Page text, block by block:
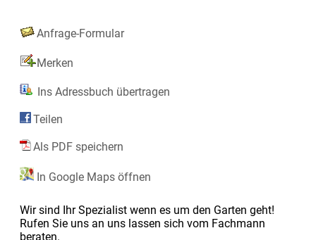
Anfrage-Formular
Merken
Ins Adressbuch übertragen
Teilen
Als PDF speichern
In Google Maps öffnen
Wir sind Ihr Spezialist wenn es um den Garten geht!
Rufen Sie uns an uns lassen sich vom Fachmann
beraten.